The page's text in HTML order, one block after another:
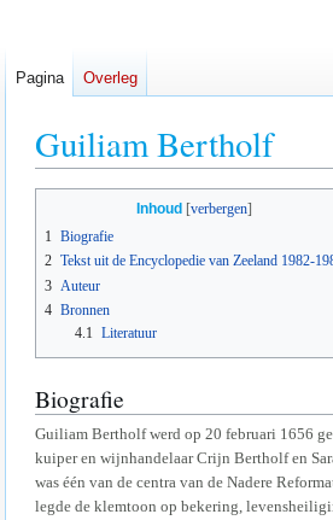
Guiliam Bertholf
navigatie
springen
zoeken
springen
Inhoud
1 Biografie
2 Tekst uit de Encyclopedie van Zeeland 1982-
3 Auteur
4 Bronnen
4.1 Literatuur
Biografie
Guiliam Bertholf werd op 20 februari 1656
kuiper en wijnhandelaar Crijn Bertholf en
was één van de centra van de Nadere
legde de klemtoon op bekering,
Pagina Overleg